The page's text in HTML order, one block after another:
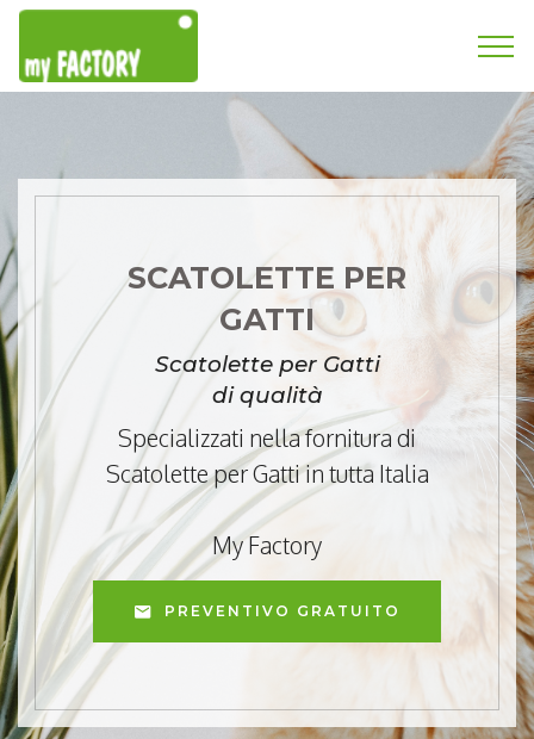
SCATOLETTE PER
GATTI
Scatolette per Gatti
di qualità
Specializzati nella fornitura di
Scatolette per Gatti in tutta Italia
My Factory
PREVENTIVO GRATUITO